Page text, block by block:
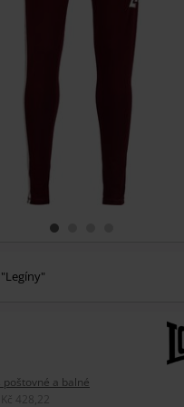
poštovné a balné
Kč 428,22